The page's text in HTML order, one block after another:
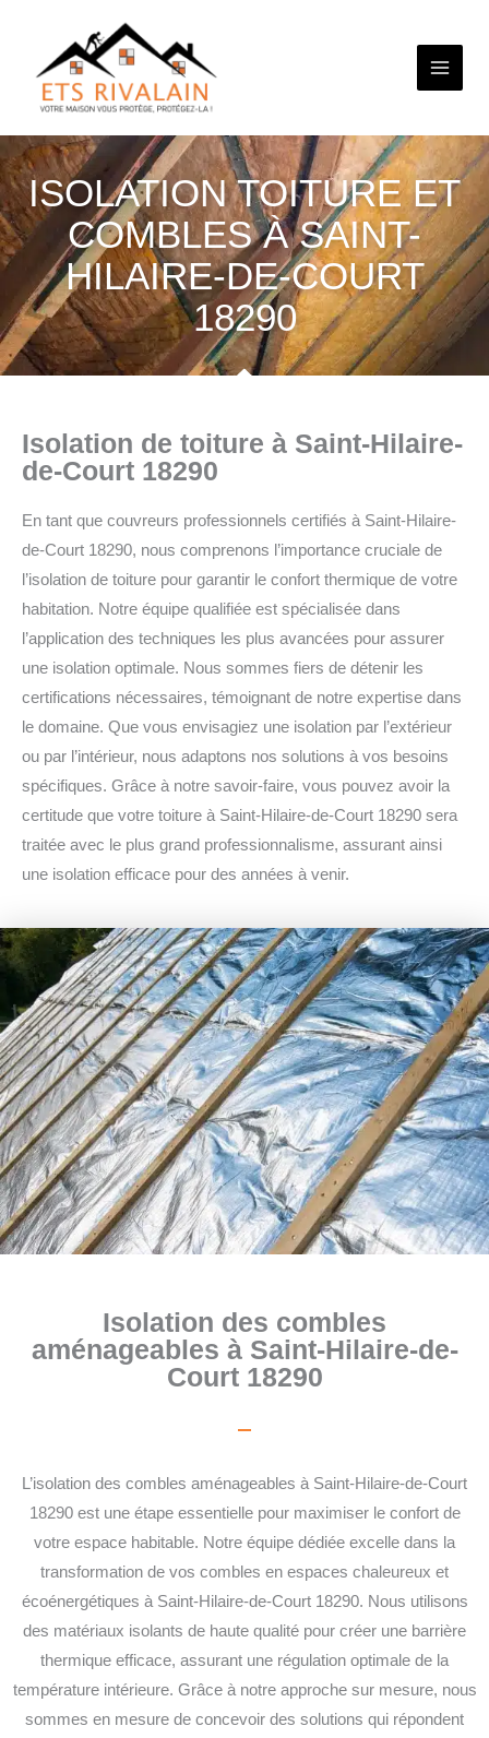
contenu
ISOLATION TOITURE ET
COMBLES À SAINT-
HILAIRE-DE-COURT
18290
Isolation de toiture à Saint-Hilaire-
de-Court 18290
En tant que couvreurs professionnels certifiés à Saint-Hilaire-
de-Court 18290, nous comprenons l’importance cruciale de
l’isolation de toiture pour garantir le confort thermique de votre
habitation. Notre équipe qualifiée est spécialisée dans
l’application des techniques les plus avancées pour assurer
une isolation optimale. Nous sommes fiers de détenir les
certifications nécessaires, témoignant de notre expertise dans
le domaine. Que vous envisagiez une isolation par l’extérieur
ou par l’intérieur, nous adaptons nos solutions à vos besoins
spécifiques. Grâce à notre savoir-faire, vous pouvez avoir la
certitude que votre toiture à Saint-Hilaire-de-Court 18290 sera
traitée avec le plus grand professionnalisme, assurant ainsi
une isolation efficace pour des années à venir.
Isolation des combles
aménageables à Saint-Hilaire-de-
Court 18290
L’isolation des combles aménageables à Saint-Hilaire-de-Court
18290 est une étape essentielle pour maximiser le confort de
votre espace habitable. Notre équipe dédiée excelle dans la
transformation de vos combles en espaces chaleureux et
écoénergétiques à Saint-Hilaire-de-Court 18290. Nous utilisons
des matériaux isolants de haute qualité pour créer une barrière
thermique efficace, assurant une régulation optimale de la
température intérieure. Grâce à notre approche sur mesure, nous
sommes en mesure de concevoir des solutions qui répondent